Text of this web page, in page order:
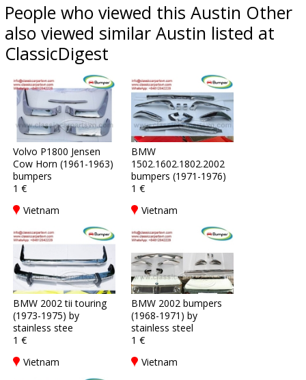
People who viewed this Austin Other
also viewed similar Austin listed at
ClassicDigest
Volvo P1800 Jensen
Cow Horn (1961-1963)
bumpers
1 €
Vietnam
BMW
1502.1602.1802.2002
bumpers (1971-1976)
1 €
Vietnam
BMW 2002 tii touring
(1973-1975) by
stainless stee
1 €
Vietnam
BMW 2002 bumpers
(1968-1971) by
stainless steel
1 €
Vietnam